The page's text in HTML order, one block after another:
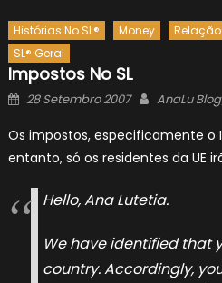
Histórias No SL® Money
Relação
SL® Geral
Impostos No SL
Posted
28 Setembro 2007 Author
AnaLu
Os impostos, especificamente o
entanto, só os residentes da UE
Hello, Ana Lutetia.
We have identified that
country. Accordingly,